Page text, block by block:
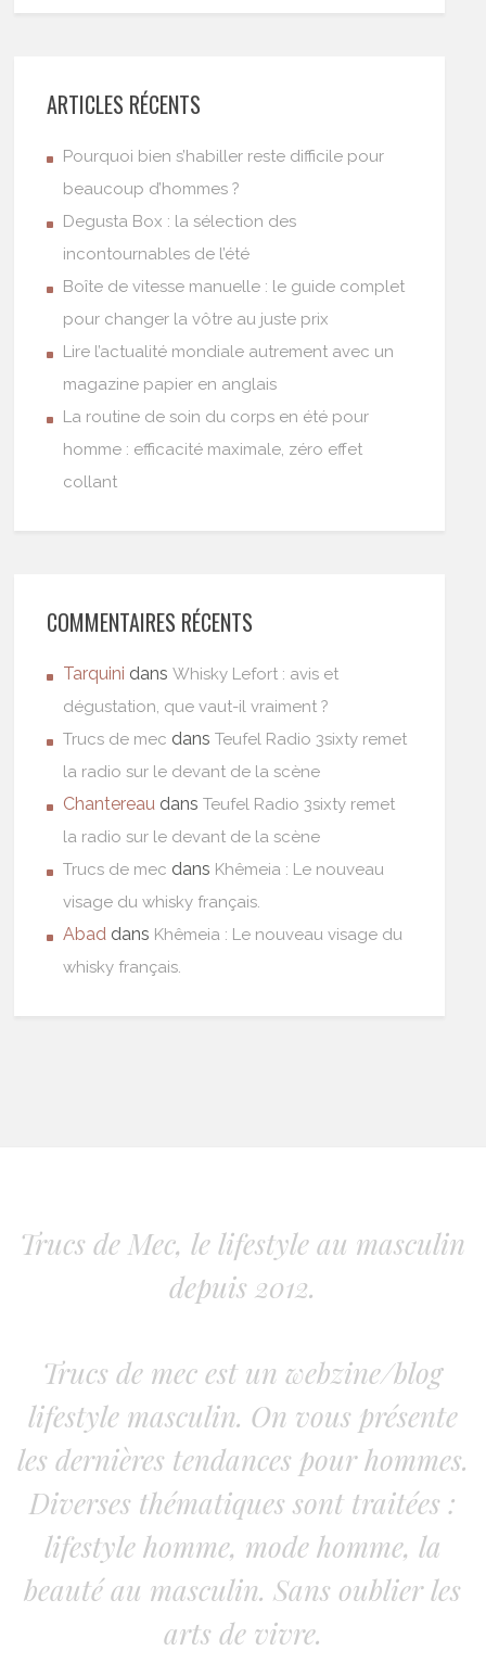
ARTICLES RÉCENTS
Pourquoi bien s’habiller reste difficile pour
beaucoup d’hommes ?
Degusta Box : la sélection des
incontournables de l’été
Boîte de vitesse manuelle : le guide complet
pour changer la vôtre au juste prix
Lire l’actualité mondiale autrement avec un
magazine papier en anglais
La routine de soin du corps en été pour
homme : efficacité maximale, zéro effet
collant
COMMENTAIRES RÉCENTS
Tarquini dansWhisky Lefort : avis et
dégustation, que vaut-il vraiment ?
Trucs de mec dansTeufel Radio 3sixty remet
la radio sur le devant de la scène
Chantereau dansTeufel Radio 3sixty remet
la radio sur le devant de la scène
Trucs de mec dans Khêmeia : Le nouveau
visage du whisky français.
Abad dans Khêmeia : Le nouveau visage du
whisky français.
Trucs de Mec, le lifestyle au masculin
depuis 2012.
Trucs de mec est un webzine/blog
lifestyle masculin. On vous présente
les dernières tendances pour hommes.
Diverses thématiques sont traitées :
lifestyle homme, mode homme, la
beauté au masculin. Sans oublier les
arts de vivre.